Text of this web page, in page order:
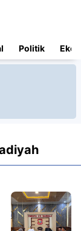
Politik